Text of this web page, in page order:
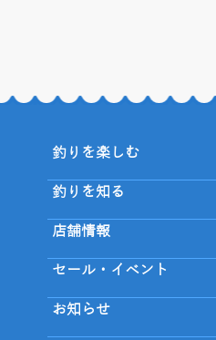
釣りを楽しむ
釣りを知る
店舗情報
セール・イベント
お知らせ